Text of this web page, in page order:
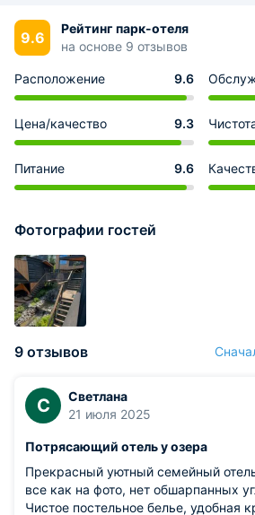
9.6
Рейтинг парк-отеля
на основе 9 отзывов
Расположение 9.6
Цена/качество 9.3
Питание 9.6
Фотографии гостей
9 отзывов
С
Светлана
21 июля 2025
Потрясающий отель у озера
Прекрасный уютный семейный
все как на фото, нет обшарпанных
Чистое постельное белье, удобная